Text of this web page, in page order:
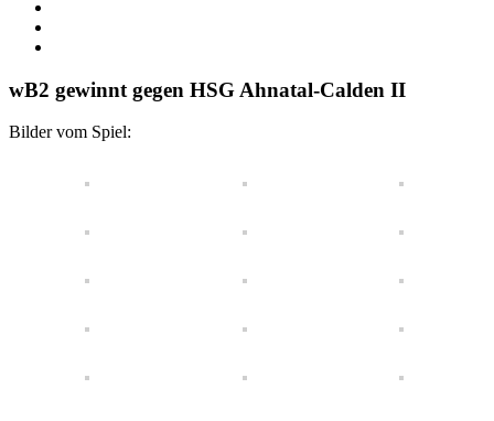
wB2 gewinnt gegen HSG Ahnatal-Calden II
Bilder vom Spiel: